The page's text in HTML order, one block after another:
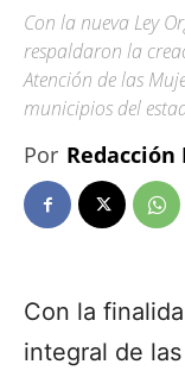
Con la nueva Ley
respaldaron la
Atención de las
municipios del
Por Redacción
Con la
integral de